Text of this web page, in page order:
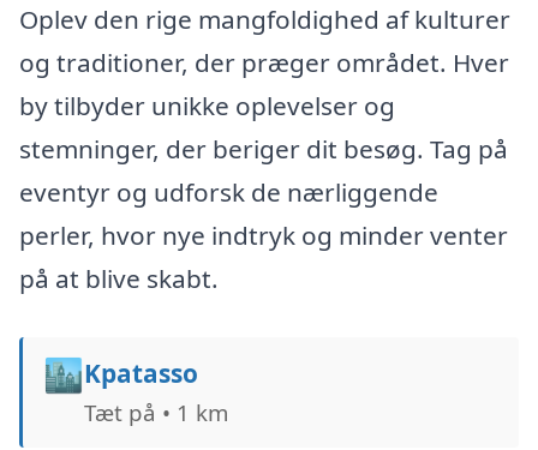
Oplev den rige mangfoldighed af kulturer
og traditioner, der præger området. Hver
by tilbyder unikke oplevelser og
stemninger, der beriger dit besøg. Tag på
eventyr og udforsk de nærliggende
perler, hvor nye indtryk og minder venter
på at blive skabt.
🏙️Kpatasso
Tæt på • 1 km